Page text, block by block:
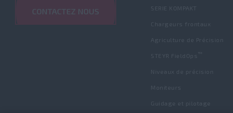
CONTACTEZ NOUS SERIE KOMPAKT
Chargeurs frontaux
Agriculture de Précision
STEYR FieldOps ™
Niveaux de précision
Moniteurs
Guidage et pilotage